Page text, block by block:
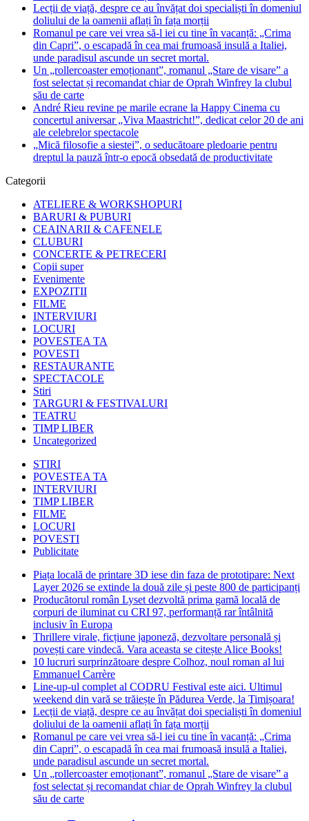
Lecții de viață, despre ce au învățat doi specialiști în domeniul
doliului de la oamenii aflați în fața morții
Romanul pe care vei vrea să-l iei cu tine în vacanță: „Crima
din Capri”, o escapadă în cea mai frumoasă insulă a Italiei,
unde paradisul ascunde un secret mortal.
Un „rollercoaster emoționant”, romanul „Stare de visare” a
fost selectat și recomandat chiar de Oprah Winfrey la clubul
său de carte
André Rieu revine pe marile ecrane la Happy Cinema cu
concertul aniversar „Viva Maastricht!”, dedicat celor 20 de ani
ale celebrelor spectacole
„Mică filosofie a siestei”, o seducătoare pledoarie pentru
dreptul la pauză într-o epocă obsedată de productivitate
Categorii
ATELIERE & WORKSHOPURI
BARURI & PUBURI
CEAINARII & CAFENELE
CLUBURI
CONCERTE & PETRECERI
Copii super
Evenimente
EXPOZITII
FILME
INTERVIURI
LOCURI
POVESTEA TA
POVESTI
RESTAURANTE
SPECTACOLE
Stiri
TARGURI & FESTIVALURI
TEATRU
TIMP LIBER
Uncategorized
STIRI
POVESTEA TA
INTERVIURI
TIMP LIBER
FILME
LOCURI
POVESTI
Publicitate
Piața locală de printare 3D iese din faza de prototipare: Next
Layer 2026 se extinde la două zile și peste 800 de participanți
Producătorul român Lyset dezvoltă prima gamă locală de
corpuri de iluminat cu CRI 97, performanță rar întâlnită
inclusiv în Europa
Thrillere virale, ficțiune japoneză, dezvoltare personală și
povești care vindecă. Vara aceasta se citește Alice Books!
10 lucruri surprinzătoare despre Colhoz, noul roman al lui
Emmanuel Carrère
Line-up-ul complet al CODRU Festival este aici. Ultimul
weekend din vară se trăiește în Pădurea Verde, la Timișoara!
Lecții de viață, despre ce au învățat doi specialiști în domeniul
doliului de la oamenii aflați în fața morții
Romanul pe care vei vrea să-l iei cu tine în vacanță: „Crima
din Capri”, o escapadă în cea mai frumoasă insulă a Italiei,
unde paradisul ascunde un secret mortal.
Un „rollercoaster emoționant”, romanul „Stare de visare” a
fost selectat și recomandat chiar de Oprah Winfrey la clubul
său de carte